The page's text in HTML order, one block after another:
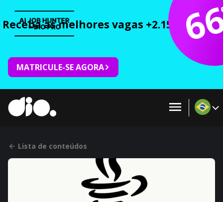
Receba as melhores vagas +2.150 cursos
MATRICULE-SE AGORA
Lista de conteúdos